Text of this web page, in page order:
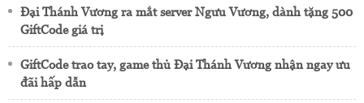
Đại Thánh Vương ra mắt server Ngưu Vương, dành tặng 500
GiftCode giá trị
GiftCode trao tay, game thủ Đại Thánh Vương nhận ngay ưu
đãi hấp dẫn